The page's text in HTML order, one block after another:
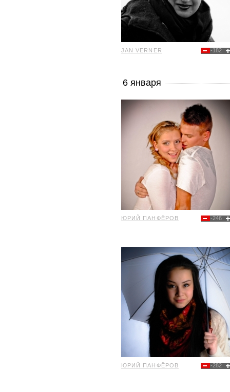
-182
JAN VERNER
6 января
-246
ЮРИЙ ПАНФЁРОВ
-282
ЮРИЙ ПАНФЁРОВ